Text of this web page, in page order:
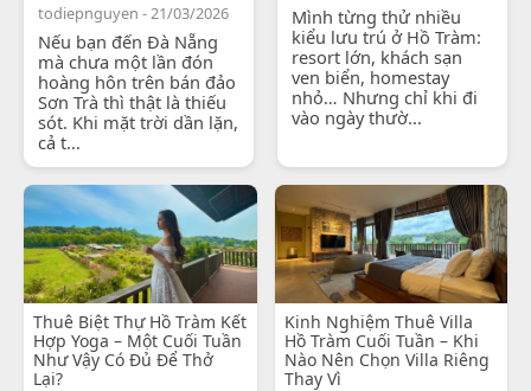
todiepnguyen - 21/03/2026
Nếu bạn đến Đà Nẵng
mà chưa một lần đón
hoàng hôn trên bán đảo
Sơn Trà thì thật là thiếu
sót. Khi mặt trời dần lặn,
cả t...
Mình từng thử nhiều
kiểu lưu trú ở Hồ Tràm:
resort lớn, khách sạn
ven biển, homestay
nhỏ… Nhưng chỉ khi đi
vào ngày thườ...
Thuê Biệt Thự Hồ Tràm Kết
Hợp Yoga – Một Cuối Tuần
Như Vậy Có Đủ Để Thở
Lại?
Kinh Nghiệm Thuê Villa
Hồ Tràm Cuối Tuần – Khi
Nào Nên Chọn Villa Riêng
Thay Vì